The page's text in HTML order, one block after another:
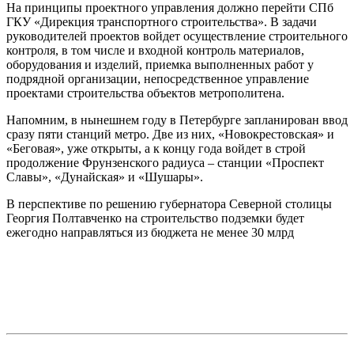
На принципы проектного управления должно перейти СПб
ГКУ «Дирекция транспортного строительства». В задачи
руководителей проектов войдет осуществление строительного
контроля, в том числе и входной контроль материалов,
оборудования и изделий, приемка выполненных работ у
подрядной организации, непосредственное управление
проектами строительства объектов метрополитена.
Напомним, в нынешнем году в Петербурге запланирован ввод
сразу пяти станций метро. Две из них, «Новокрестовская» и
«Беговая», уже открыты, а к концу года войдет в строй
продолжение Фрунзенского радиуса – станции «Проспект
Славы», «Дунайская» и «Шушары».
В перспективе по решению губернатора Северной столицы
Георгия Полтавченко на строительство подземки будет
ежегодно направляться из бюджета не менее 30 млрд